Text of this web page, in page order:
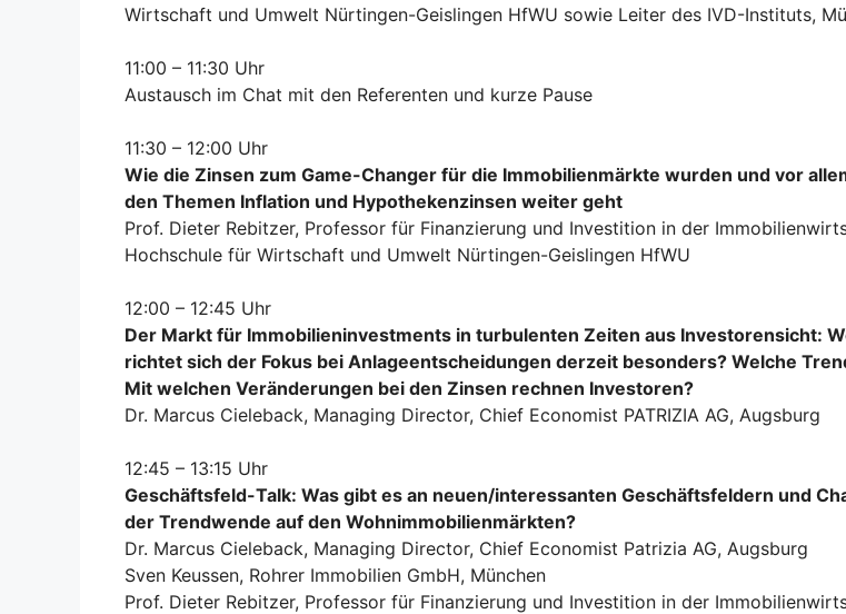
Wirtschaft und Umwelt Nürtingen-Geislingen HfWU sowie Leiter des IVD-Instituts,
11:00 – 11:30 Uhr
Austausch im Chat mit den Referenten und kurze Pause
11:30 – 12:00 Uhr
Wie die Zinsen zum Game-Changer für die Immobilienmärkte wurden und vor
den Themen Inflation und Hypothekenzinsen weiter geht
Prof. Dieter Rebitzer, Professor für Finanzierung und Investition in der
Hochschule für Wirtschaft und Umwelt Nürtingen-Geislingen HfWU
12:00 – 12:45 Uhr
Der Markt für Immobilieninvestments in turbulenten Zeiten aus Investorensicht:
richtet sich der Fokus bei Anlageentscheidungen derzeit besonders? Welche
Mit welchen Veränderungen bei den Zinsen rechnen Investoren?
Dr. Marcus Cieleback, Managing Director, Chief Economist PATRIZIA AG, Augsburg
12:45 – 13:15 Uhr
Geschäftsfeld-Talk: Was gibt es an neuen/interessanten Geschäftsfeldern und
der Trendwende auf den Wohnimmobilienmärkten?
Dr. Marcus Cieleback, Managing Director, Chief Economist Patrizia AG, Augsburg
Sven Keussen, Rohrer Immobilien GmbH, München
Prof. Dieter Rebitzer, Professor für Finanzierung und Investition in der